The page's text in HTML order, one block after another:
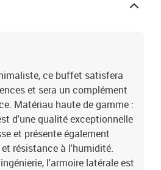
: 60 x 30 x 70 cm (l x P
ce buffet satisfera
et sera un complément
Matériau haute de gamme :
d'une qualité exceptionnelle
et présente également
résistance à l'humidité.
l'armoire latérale est